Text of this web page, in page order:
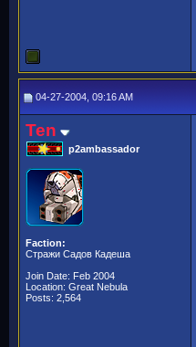
04-27-2004, 09:16 AM
Ten
p2ambassador
Faction:
Стражи Садов Кадеша
Join Date: Feb 2004
Location: Great Nebula
Posts: 2,564